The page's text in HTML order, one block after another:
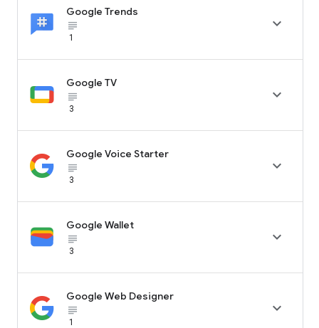
Google Trends
subject_black
1

Google TV
subject_black
3

Google Voice Starter
subject_black
3

Google Wallet
subject_black
3

Google Web Designer
subject_black
1
